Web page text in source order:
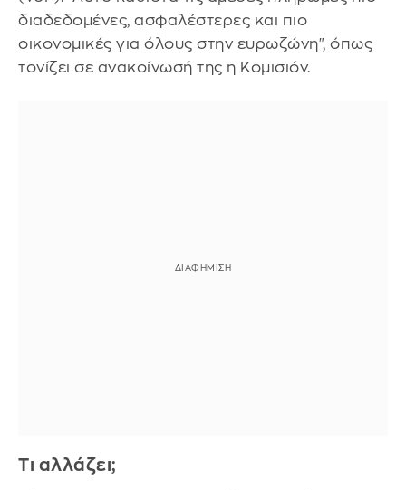
διαδεδομένες, ασφαλέστερες και πιο
οικονομικές για όλους στην ευρωζώνη", όπως
τονίζει σε ανακοίνωσή της η Κομισιόν.
Τι αλλάζει;